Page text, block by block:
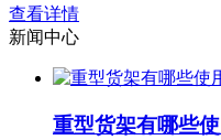
查看详情
新闻中心
重型货架有哪些